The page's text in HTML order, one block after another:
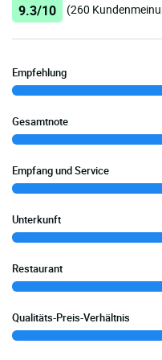
9.3/10 (260
Empfehlung
Gesamtnote
Empfang und Service
Unterkunft
Restaurant
Qualitäts-Preis-Verhältnis